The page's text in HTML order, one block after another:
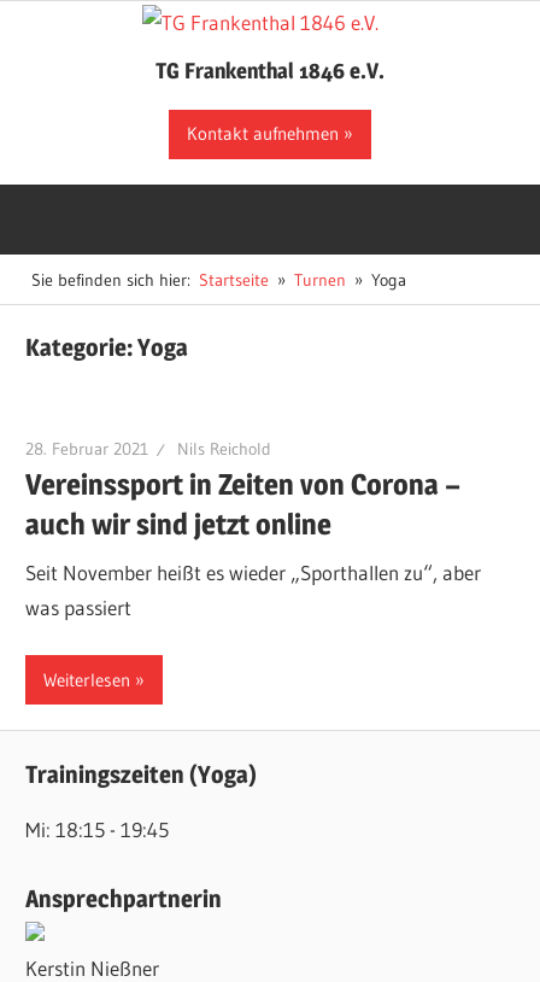
TG Frankenthal 1846 e.V.
Kontakt aufnehmen
Sie befinden sich hier: Startseite Turnen Yoga
Kategorie:Yoga
28. Februar 2021 Nils Reichold
Vereinssport in Zeiten von Corona –
auch wir sind jetzt online
Seit November heißt es wieder „Sporthallen zu“, aber
was passiert
Weiterlesen
Trainingszeiten (Yoga)
Mi: 18:15 - 19:45
Ansprechpartnerin
Kerstin Nießner